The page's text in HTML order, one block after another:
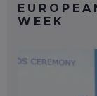
WEEK